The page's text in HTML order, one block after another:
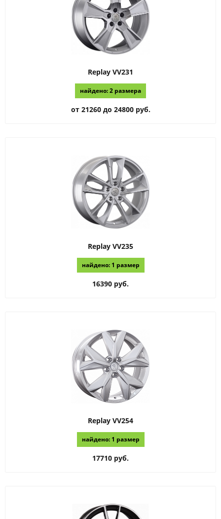
Replay VV231
найдено: 2 размера
от 21260 до 24800 руб.
Replay VV235
найдено: 1 размер
16390 руб.
Replay VV254
найдено: 1 размер
17710 руб.